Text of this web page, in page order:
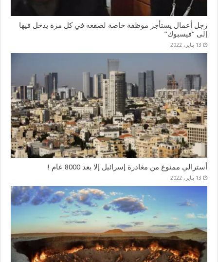
رجل أعمال يستأجر موظفة خاصة لصفعه في كل مرة يدخل فيها
إلى “فيسبوك”
13 يناير، 2022
أسترالي ممنوع من مغادرة إسرائيل إلا بعد 8000 عام !
13 يناير، 2022